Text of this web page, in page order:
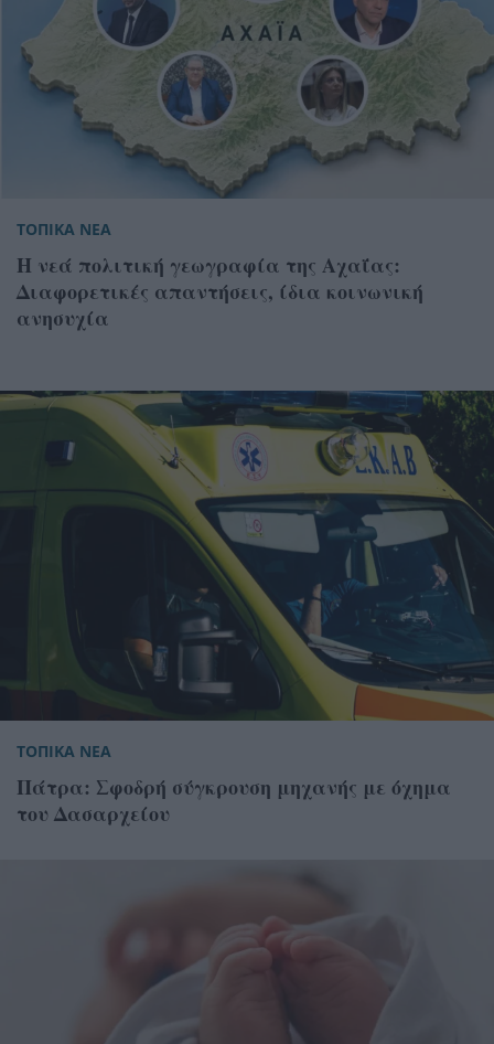
ΤΟΠΙΚΑ ΝΕΑ
Η νεά πολιτική γεωγραφία της Αχαΐας:
Διαφορετικές απαντήσεις, ίδια κοινωνική
ανησυχία
ΤΟΠΙΚΑ ΝΕΑ
Πάτρα: Σφοδρή σύγκρουση μηχανής με όχημα
του Δασαρχείου